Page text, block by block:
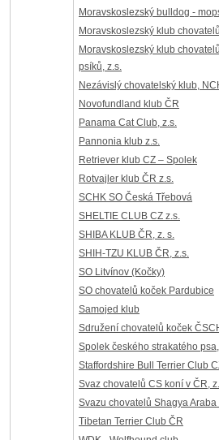
Moravskoslezský bulldog -
Moravskoslezský klub
Moravskoslezský klub
psíků, z.s.
Nezávislý chovatelský klub,
Novofundland klub ČR
Panama Cat Club, z.s.
Pannonia klub z.s.
Retriever klub CZ – Spolek
Rotvajler klub ČR z.s.
SCHK SO Česká Třebová
SHELTIE CLUB CZ z.s.
SHIBA KLUB ČR, z. s.
SHIH-TZU KLUB ČR, z.s.
SO Litvínov (Kočky)
SO chovatelů koček Pardubice
Samojed klub
Sdružení chovatelů koček
Spolek českého strakatého
Staffordshire Bull Terrier Club
Svaz chovatelů CS koní v ČR,
Svazu chovatelů Shagya
Tibetan Terrier Club ČR